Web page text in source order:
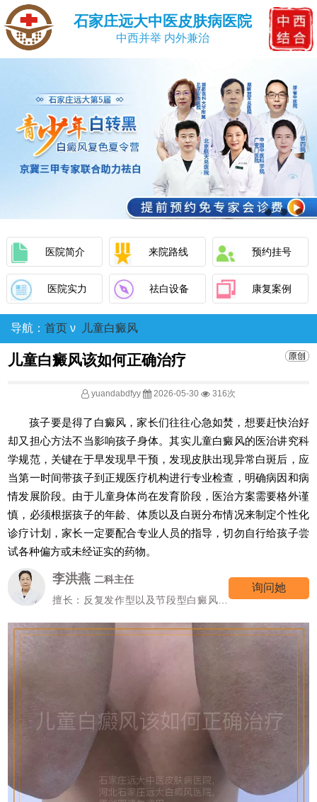
石家庄远大中医皮肤病医院
中西并举 内外兼治
医院简介 来院路线 预约挂号
医院实力 祛白设备 康复案例
导航： 首页 ν 儿童白癜风
儿童白癜风该如何正确治疗
yuandabdfyy 2026-05-30 316次
孩子要是得了白癜风，家长们往往心急如焚，想要赶快治好
却又担心方法不当影响孩子身体。其实儿童白癜风的医治讲究科
学规范，关键在于早发现早干预，发现皮肤出现异常白斑后，应
当第一时间带孩子到正规医疗机构进行专业检查，明确病因和病
情发展阶段。由于儿童身体尚在发育阶段，医治方案需要格外谨
慎，必须根据孩子的年龄、体质以及白斑分布情况来制定个性化
诊疗计划，家长一定要配合专业人员的指导，切勿自行给孩子尝
试各种偏方或未经证实的药物。
高霞 七科主任
擅长：女性/颜面型白癜风的诊治
询问她